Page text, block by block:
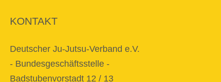
KONTAKT
Deutscher Ju-Jutsu-Verband e.V.
- Bundesgeschäftsstelle -
Badstubenvorstadt 12 / 13